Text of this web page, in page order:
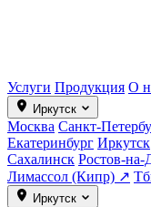
Услуги Продукция О
Иркутск
Москва Санкт-
Екатеринбург Иркутск
Сахалинск Ростов-на-
Лимассол (Кипр) ↗
Иркутск